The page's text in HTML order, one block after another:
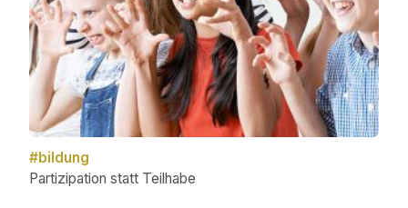
#bildung
Partizipation statt Teilhabe